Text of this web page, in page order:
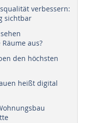
verbessern:
sichtbar
aus?
den höchsten
heißt digital